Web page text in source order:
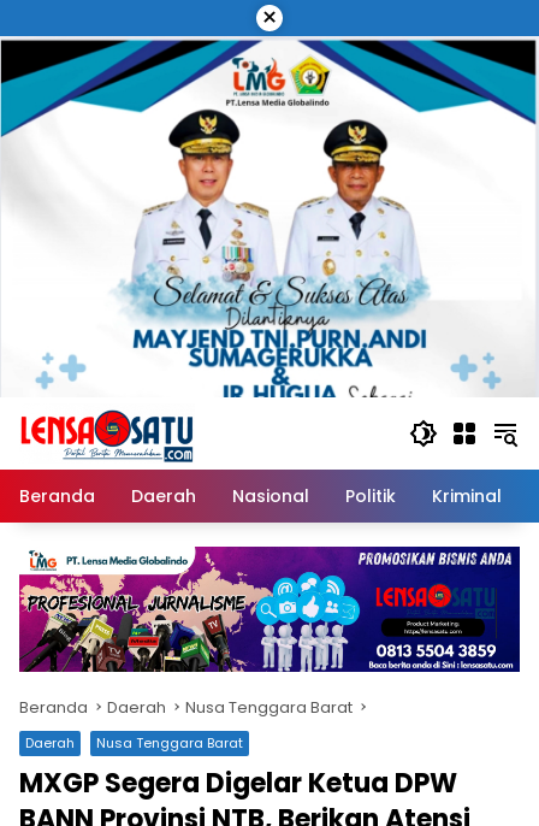
ke
konten
×
Beranda Daerah Nasional Politik Kriminal
Beranda Daerah Nusa Tenggara Barat
Daerah Nusa Tenggara Barat
MXGP Segera Digelar Ketua DPW